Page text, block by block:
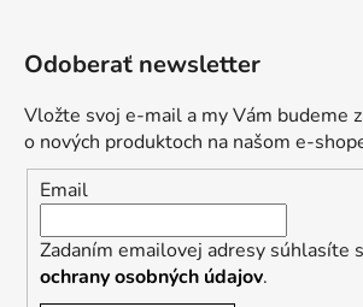
Odoberať newsletter
Vložte svoj e-mail a my Vám budeme
o nových produktoch na našom e-
Email
Zadaním emailovej adresy súhlasíte s
ochrany osobných údajov.